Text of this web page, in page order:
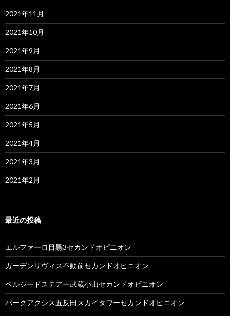
2021年11月
2021年10月
2021年9月
2021年8月
2021年7月
2021年6月
2021年5月
2021年4月
2021年3月
2021年2月
最近の投稿
エルファーロ目黒3セカンドオピニオン
ガーデンザヴィス不動前セカンドオピニオン
ベルシードステアー武蔵小山セカンドオピニオン
パークアクシス五反田スカイタワーセカンドオピニオン